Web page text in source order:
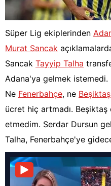
Süper Lig ekiplerinden
Murat Sancak
Sancak Tayyip Talha
Adana'ya gelmek
Ne Fenerbahçe, ne Beşiktaş
ücret hiç artmadı.
etmedim. Serdar Dursun
Talha, Fenerbahçe'ye